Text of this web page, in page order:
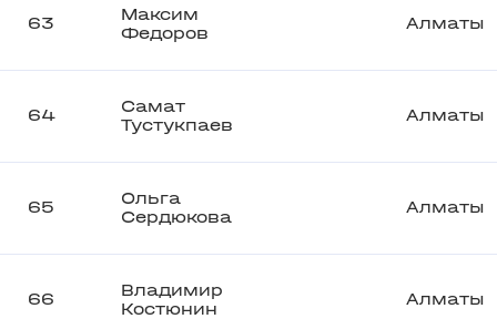
63
Максим
Федоров
Алматы
64
Самат
Тустукпаев
Алматы
65
Ольга
Сердюкова
Алматы
66
Владимир
Костюнин
Алматы